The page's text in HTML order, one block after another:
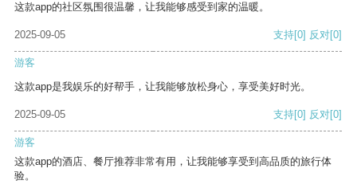
这款app的社区氛围很温馨，让我能够感受到家的温暖。
2025-09-05 支持[0] 反对[0]
游客
这款app是我娱乐的好帮手，让我能够放松身心，享受美好时光。
2025-09-05 支持[0] 反对[0]
游客
这款app的酒店、餐厅推荐非常有用，让我能够享受到高品质的旅行体
验。